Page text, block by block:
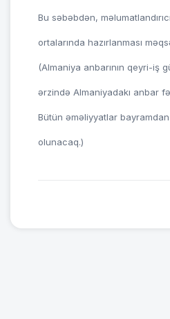
Bu səbəbdən,
ortalarında hazırlanması
(Almaniya anbarının qeyri-iş
ərzində Almaniyadakı anbar
Bütün əməliyyatlar
olunacaq.)